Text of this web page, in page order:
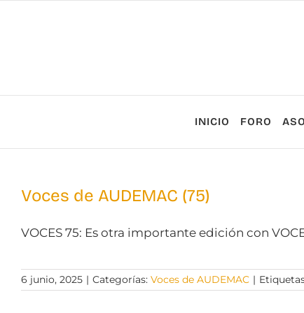
INICIO FORO
Voces de AUDEMAC (75)
VOCES 75: Es otra importante edición con
6 junio, 2025 | Categorías: Voces de AUDEMAC |